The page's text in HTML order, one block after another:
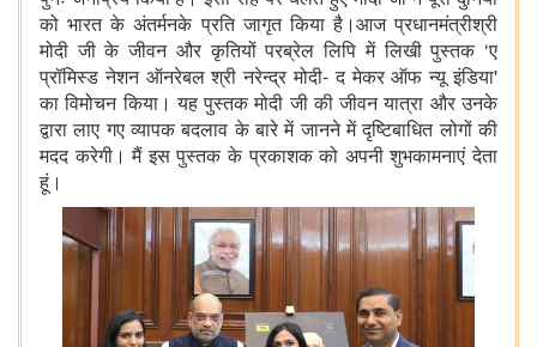
को भारत के अंतर्मनके प्रति जागृत किया है।आज प्रधानमंत्रीश्री
मोदी जी के जीवन और कृतियों परब्रेल लिपि में लिखी पुस्तक ‘ए
प्रॉमिस्ड नेशन ऑनरेबल श्री नरेन्‍द्र मोदी- द मेकर ऑफ न्यू इंडिया'
का विमोचन किया। यह पुस्तक मोदी जी की जीवन यात्रा और उनके
द्वारा लाए गए व्‍यापक बदलाव के बारे में जानने में दृष्टिबाधित लोगों की
मदद करेगी। मैं इस पुस्तक के प्रकाशक को अपनी शुभकामनाएं देता
हूं।